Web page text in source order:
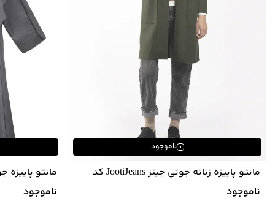
ناموجود
مانتو پاییزه زنانه جوتی جینز JootiJeans کد
04722612
ناموجود
03731605
ناموجود